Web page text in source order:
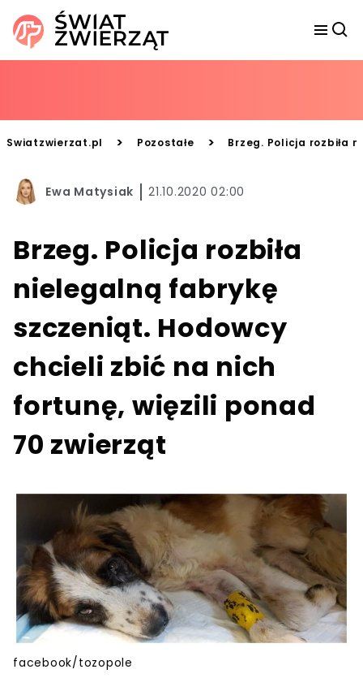
Swiatzwierzat.pl > Pozostałe > Brzeg. Policja rozbiła
Ewa Matysiak 21.10.2020 02:00
Brzeg. Policja rozbiła
nielegalną fabrykę
szczeniąt. Hodowcy
chcieli zbić na nich
fortunę, więzili ponad
70 zwierząt
facebook/tozopole